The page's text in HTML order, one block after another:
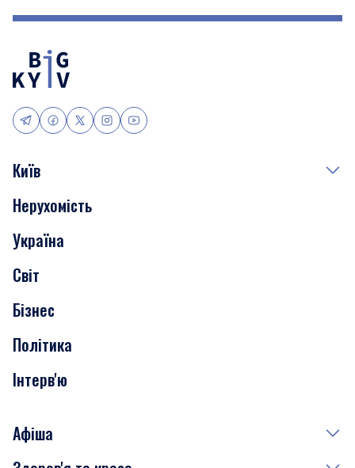
Київ
Події
Скандали
Нерухомість
Транспорт
Нерухомість
Україна
Світ
Бізнес
Політика
Інтерв'ю
Афіша